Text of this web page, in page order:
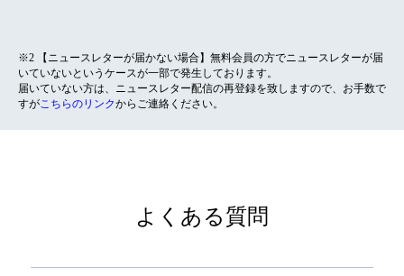
※2 【ニュースレターが届かない場合】無料会員の方でニュースレターが届
いていないというケースが一部で発生しております。
届いていない方は、ニュースレター配信の再登録を致しますので、お手数で
すがこちらのリンクからご連絡ください。
よくある質問